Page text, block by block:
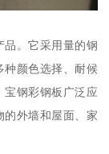
品。它采用量的钢
种颜色选择、耐候
宝钢彩钢板广泛应
的外墙和屋面、家